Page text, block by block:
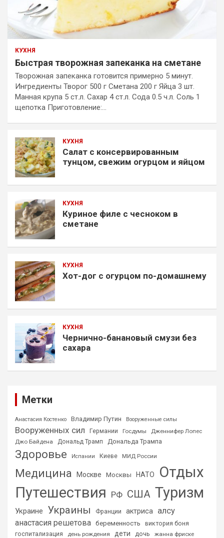
КУХНЯ
Быстрая творожная запеканка на сметане
Творожная запеканка готовится примерно 5 минут.
Ингредиенты Творог 500 г Сметана 200 г Яйца 3 шт.
Манная крупа 5 ст.л. Сахар 4 ст.л. Сода 0.5 ч.л. Соль 1
щепотка Приготовление:…
КУХНЯ
Салат с консервированным
тунцом, свежим огурцом и яйцом
КУХНЯ
Куриное филе с чесноком в
сметане
КУХНЯ
Хот-дог с огурцом по-домашнему
КУХНЯ
Чернично-банановый смузи без
сахара
Метки
Анастасия Костенко Владимир Путин Вооруженные силы
Вооруженных сил Германии Госдумы
Дженнифер Лопес
Джо Байдена
Дональд Трамп Дональда Трампа
Здоровье Испании Киеве МИД России
Медицина Москве Москвы НАТО
Отдых
Путешествия РФ США Туризм
Украине Украины Франции актриса алсу
анастасия решетова беременность
виктория боня
госпитализация
день рождения дети дочь
жанна фриске